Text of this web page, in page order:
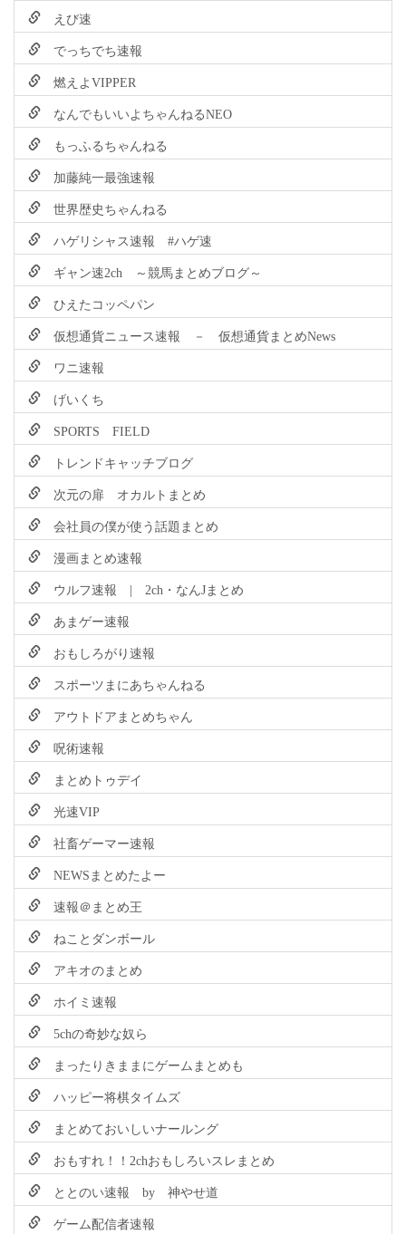
えび速
でっちでち速報
燃えよVIPPER
なんでもいいよちゃんねるNEO
もっふるちゃんねる
加藤純一最強速報
世界歴史ちゃんねる
ハゲリシャス速報 #ハゲ速
ギャン速2ch ～競馬まとめブログ～
ひえたコッペパン
仮想通貨ニュース速報 － 仮想通貨まとめNews
ワニ速報
げいくち
SPORTS FIELD
トレンドキャッチブログ
次元の扉 オカルトまとめ
会社員の僕が使う話題まとめ
漫画まとめ速報
ウルフ速報 | 2ch・なんJまとめ
あまゲー速報
おもしろがり速報
スポーツまにあちゃんねる
アウトドアまとめちゃん
呪術速報
まとめトゥデイ
光速VIP
社畜ゲーマー速報
NEWSまとめたよー
速報＠まとめ王
ねことダンボール
アキオのまとめ
ホイミ速報
5chの奇妙な奴ら
まったりきままにゲームまとめも
ハッピー将棋タイムズ
まとめておいしいナールング
おもすれ！！2chおもしろいスレまとめ
ととのい速報 by 神やせ道
ゲーム配信者速報